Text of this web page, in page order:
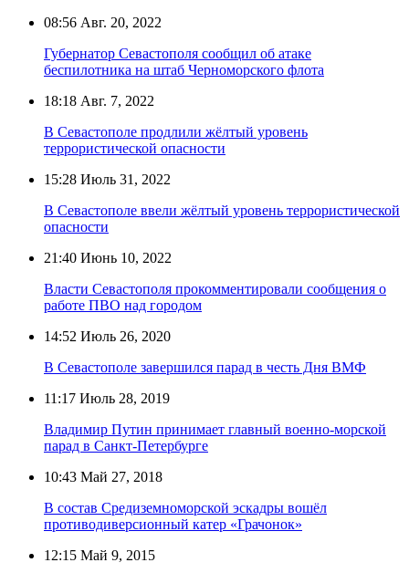
08:56 Авг. 20, 2022
Губернатор Севастополя сообщил об атаке
беспилотника на штаб Черноморского флота
18:18 Авг. 7, 2022
В Севастополе продлили жёлтый уровень
террористической опасности
15:28 Июль 31, 2022
В Севастополе ввели жёлтый уровень террористической
опасности
21:40 Июнь 10, 2022
Власти Севастополя прокомментировали сообщения о
работе ПВО над городом
14:52 Июль 26, 2020
В Севастополе завершился парад в честь Дня ВМФ
11:17 Июль 28, 2019
Владимир Путин принимает главный военно-морской
парад в Санкт-Петербурге
10:43 Май 27, 2018
В состав Средиземноморской эскадры вошёл
противодиверсионный катер «Грачонок»
12:15 Май 9, 2015